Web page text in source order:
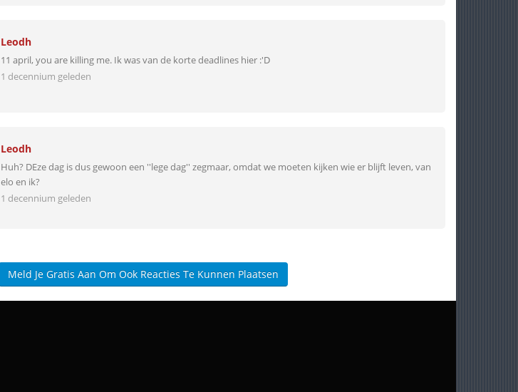
Leodh
11 april, you are killing me. Ik was van de korte deadlines hier :'D
1 decennium geleden
Leodh
Huh? DEze dag is dus gewoon een ''lege dag'' zegmaar, omdat we moeten kijken wie er blijft leven, van
elo en ik?
1 decennium geleden
Meld Je Gratis Aan Om Ook Reacties Te Kunnen Plaatsen